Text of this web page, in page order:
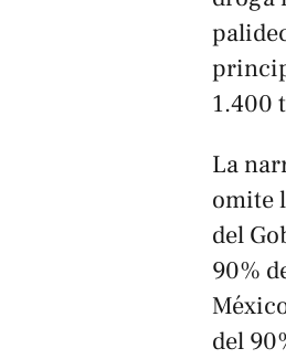
1.400
La
omite
del
90%
del